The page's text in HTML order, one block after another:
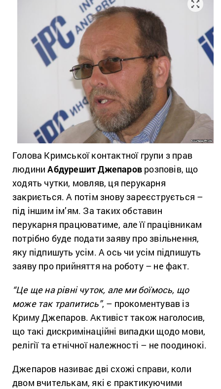
Голова Кримської контактної групи з прав
людиниАбдурешит Джепаров розповів, що
ходять чутки, мовляв, ця перукарня
закриється. А потім знову зареєструється –
під іншим ім’ям. За таких обставин
перукарня працюватиме, але її працівникам
потрібно буде подати заяву про звільнення,
яку підпишуть усім. А ось чи усім підпишуть
заяву про прийняття на роботу – не факт.
“Це ще на рівні чуток, але ми боїмось, що
може так трапитись”, – прокоментував із
Криму Джепаров. Активіст також наголосив,
що такі дискримінаційні випадки щодо мови,
релігії та етнічної належності – не поодинокі.
Джепаров називає дві схожі справи, коли
двом вчителькам, які є практикуючими